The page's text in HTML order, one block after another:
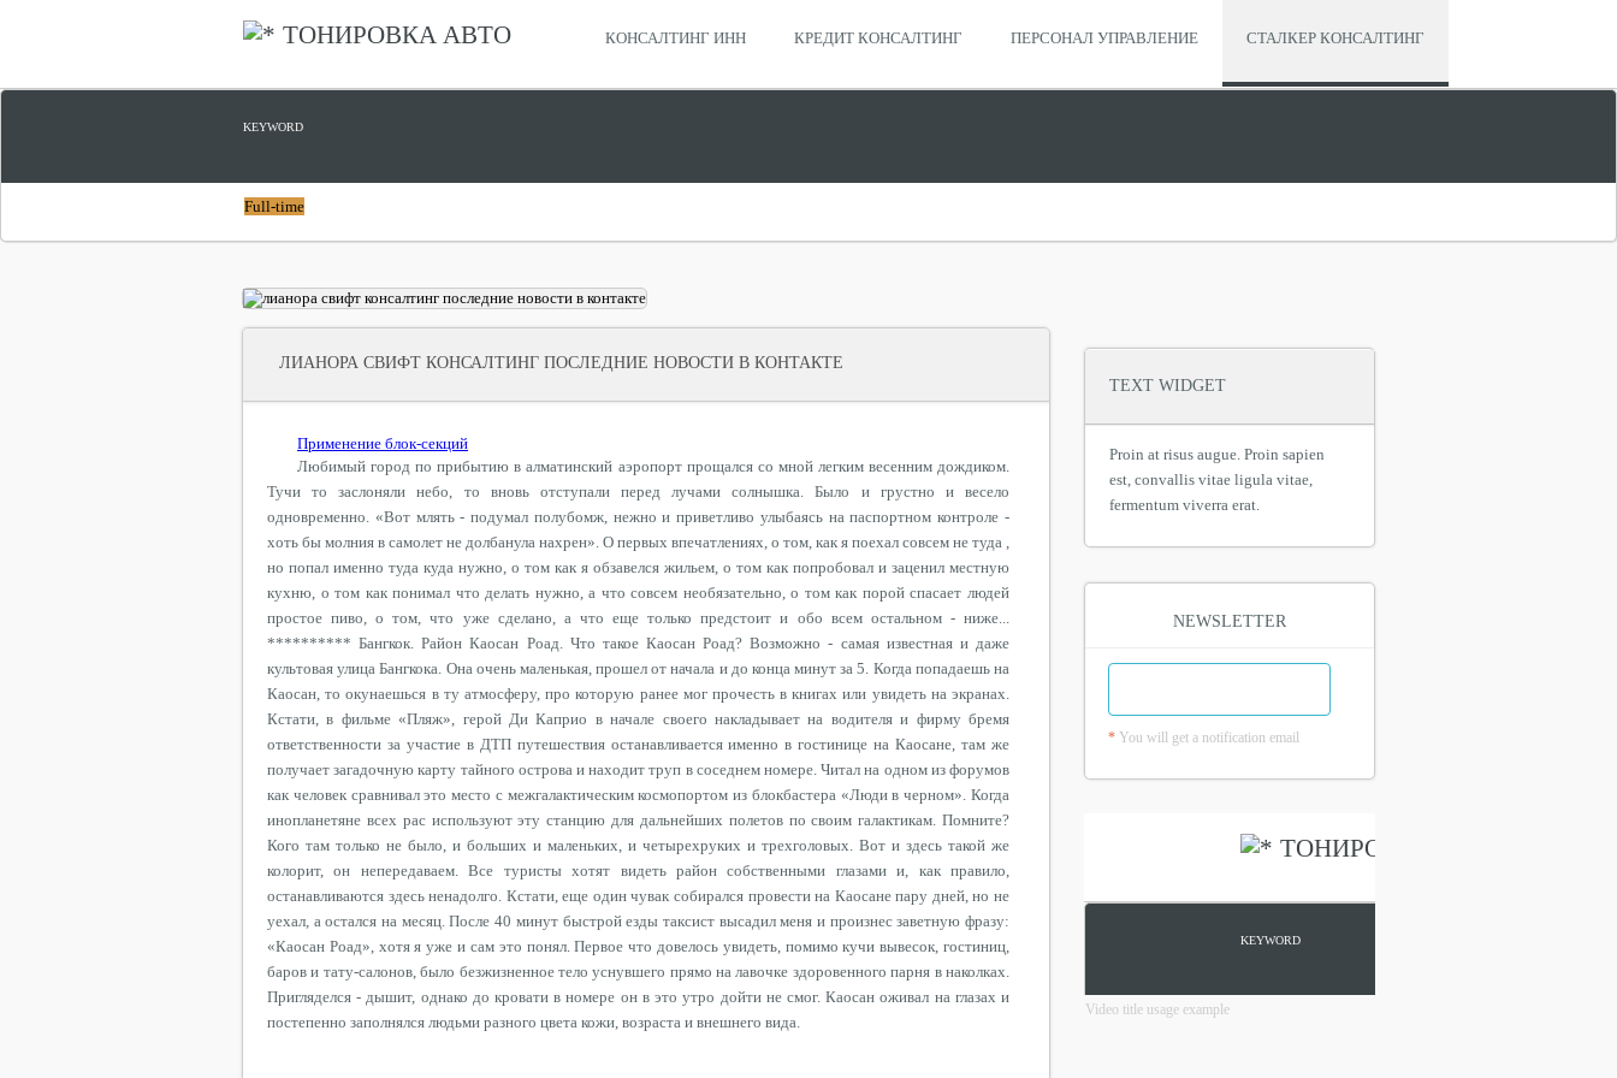
ТОНИРОВКА АВТО КОНСАЛТИНГ ИНН КРЕДИТ КОНСАЛТИНГ ПЕРСОНАЛ УПРАВЛЕНИЕ СТАЛКЕР КОНСАЛТИНГ
KEYWORD
Full-time
ЛИАНОРА СВИФТ КОНСАЛТИНГ ПОСЛЕДНИЕ НОВОСТИ В КОНТАКТЕ
Применение блок-секций
Любимый город по прибытию в алматинский аэропорт прощался со мной легким весенним дождиком.
Тучи то заслоняли небо, то вновь отступали перед лучами солнышка. Было и грустно и весело
одновременно. «Вот млять - подумал полубомж, нежно и приветливо улыбаясь на паспортном контроле -
хоть бы молния в самолет не долбанула нахрен». О первых впечатлениях, о том, как я поехал совсем не туда ,
но попал именно туда куда нужно, о том как я обзавелся жильем, о том как попробовал и заценил местную
кухню, о том как понимал что делать нужно, а что совсем необязательно, о том как порой спасает людей
простое пиво, о том, что уже сделано, а что еще только предстоит и обо всем остальном - ниже...
********** Бангкок. Район Каосан Роад. Что такое Каосан Роад? Возможно - самая известная и даже
культовая улица Бангкока. Она очень маленькая, прошел от начала и до конца минут за 5. Когда попадаешь на
Каосан, то окунаешься в ту атмосферу, про которую ранее мог прочесть в книгах или увидеть на экранах.
Кстати, в фильме «Пляж», герой Ди Каприо в начале своего накладывает на водителя и фирму бремя
ответственности за участие в ДТП путешествия останавливается именно в гостинице на Каосане, там же
получает загадочную карту тайного острова и находит труп в соседнем номере. Читал на одном из форумов
как человек сравнивал это место с межгалактическим космопортом из блокбастера «Люди в черном». Когда
инопланетяне всех рас используют эту станцию для дальнейших полетов по своим галактикам. Помните?
Кого там только не было, и больших и маленьких, и четырехруких и трехголовых. Вот и здесь такой же
колорит, он непередаваем. Все туристы хотят видеть район собственными глазами и, как правило,
останавливаются здесь ненадолго. Кстати, еще один чувак собирался провести на Каосане пару дней, но не
уехал, а остался на месяц. После 40 минут быстрой езды таксист высадил меня и произнес заветную фразу:
«Каосан Роад», хотя я уже и сам это понял. Первое что довелось увидеть, помимо кучи вывесок, гостиниц,
баров и тату-салонов, было безжизненное тело уснувшего прямо на лавочке здоровенного парня в наколках.
Пригляделся - дышит, однако до кровати в номере он в это утро дойти не смог. Каосан оживал на глазах и
постепенно заполнялся людьми разного цвета кожи, возраста и внешнего вида.
TEXT WIDGET
Proin at risus augue. Proin sapien
est, convallis vitae ligula vitae,
fermentum viverra erat.
NEWSLETTER
* You will get a notification email
Video title usage example